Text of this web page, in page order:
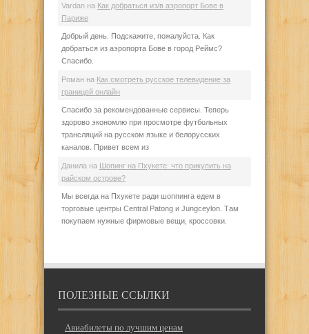
Vardan на Как добраться из/в аэропорт Бове в
Париже
Добрый день. Подскажите, пожалуйста. Как
добраться из аэропорта Бове в город Реймс?
Спасибо.
Роман на Как смотреть русское телевидение за
границей онлайн
Спасибо за рекомендованные сервисы. Теперь
здорово экономлю при просмотре футбольных
трансляций на русском языке и белорусских
каналов. Привет всем из
Данила на Шопинг на Пхукете: что прикупить на
райском острове?
Мы всегда на Пхукете ради шоппинга едем в
торговые центры Central Patong и Jungceylon. Там
покупаем нужные фирмовые вещи, кроссовки.
ПОЛЕЗНЫЕ ССЫЛКИ
Авиабилеты по лучшим ценам